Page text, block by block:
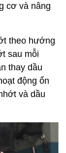
cơ và nâng
theo hướng
sau mỗi
thay dầu
động ổn
và dầu